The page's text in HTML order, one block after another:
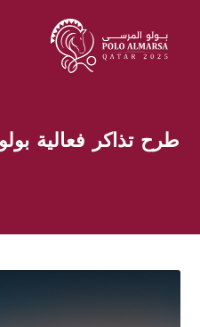
طرح تذاكر فعالية بولو